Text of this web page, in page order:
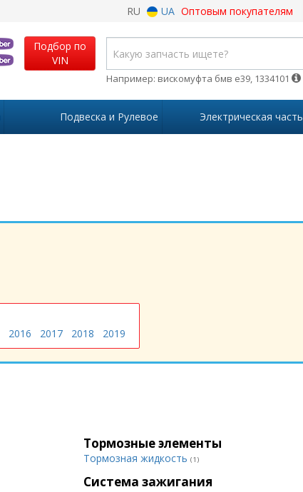
RU UA Оптовым покупателям
Подбор по
VIN
Например: вискомуфта бмв е39, 1334101
Подвеска и Рулевое Электрическая часть
2016 2017 2018 2019
Тормозные элементы
Тормозная жидкость (1)
Система зажигания